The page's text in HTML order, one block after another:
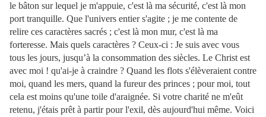
le bâton sur lequel je m'appuie, c'est là ma sécurité, c'est là mon
port tranquille. Que l'univers entier s'agite ; je me contente de
relire ces caractères sacrés ; c'est là mon mur, c'est là ma
forteresse. Mais quels caractères ? Ceux-ci : Je suis avec vous
tous les jours, jusqu’à la consommation des siècles. Le Christ est
avec moi ! qu'ai-je à craindre ? Quand les flots s'élèveraient contre
moi, quand les mers, quand la fureur des princes ; pour moi, tout
cela est moins qu'une toile d'araignée. Si votre charité ne m'eût
retenu, j'étais prêt à partir pour l'exil, dès aujourd'hui même. Voici